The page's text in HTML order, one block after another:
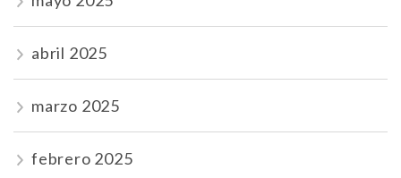
abril 2025
marzo 2025
febrero 2025